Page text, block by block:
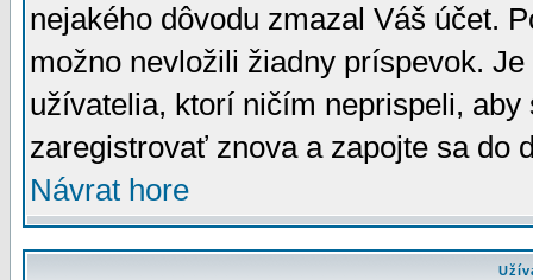
nejakého dôvodu zmazal Váš účet.
možno nevložili žiadny príspevok.
užívatelia, ktorí ničím neprispeli,
zaregistrovať znova a zapojte sa do
Návrat hore